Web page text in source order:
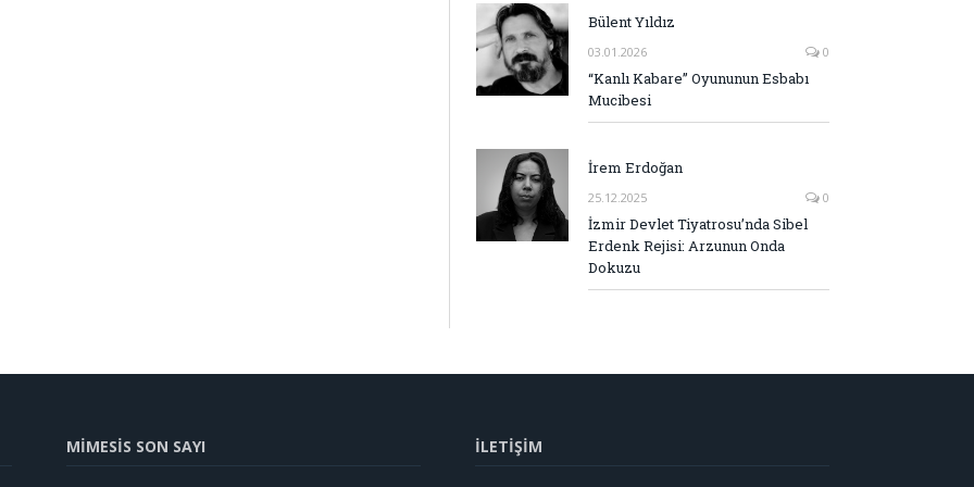
Bülent Yıldız
03.01.2026 0
“Kanlı Kabare” Oyununun Esbabı
Mucibesi
İrem Erdoğan
25.12.2025 0
İzmir Devlet Tiyatrosu’nda Sibel
Erdenk Rejisi: Arzunun Onda
Dokuzu
MİMESİS SON SAYI İLETİŞİM